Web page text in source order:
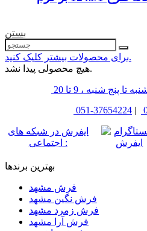
بستن
برای محصولات بیشتر کلیک کنید.
هیچ محصولی پیدا نشد.
پنج شنبه ، 9 تا 20
051-37654224 |
ایفرش در شبکه های
اجتماعی :
بهترین برندها
فرش مشهد
فرش نگین مشهد
فرش زمرد مشهد
فرش آرا مشهد